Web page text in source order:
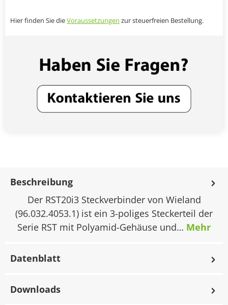
Hier finden Sie dieVoraussetzungen zur steuerfreien Bestellung.
Beschreibung
Der RST20i3 Steckverbinder von Wieland
(96.032.4053.1) ist ein 3-poliges Steckerteil der
Serie RST mit Polyamid-Gehäuse und… Mehr
Datenblatt
Downloads